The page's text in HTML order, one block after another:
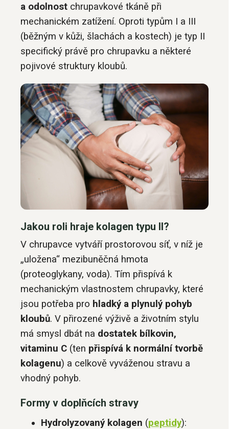
a odolnost chrupavkové tkáně při
mechanickém zatížení. Oproti typům I a III
(běžným v kůži, šlachách a kostech) je typ II
specifický právě pro chrupavku a některé
pojivové struktury kloubů.
Jakou roli hraje kolagen typu II?
V chrupavce vytváří prostorovou síť, v níž je
„uložena“ mezibuněčná hmota
(proteoglykany, voda). Tím přispívá k
mechanickým vlastnostem chrupavky, které
jsou potřeba pro hladký a plynulý pohyb
kloubů. V přirozené výživě a životním stylu
má smysl dbát na dostatek bílkovin,
vitaminu C (ten přispívá k normální tvorbě
kolagenu) a celkově vyváženou stravu a
vhodný pohyb.
Formy v doplňcích stravy
Hydrolyzovaný kolagen (peptidy):